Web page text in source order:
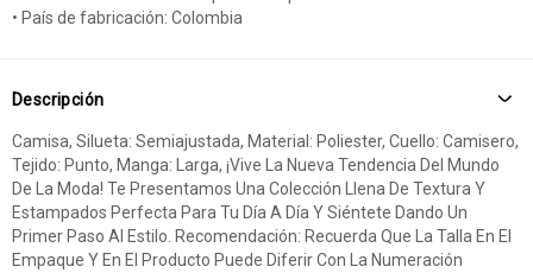
• País de fabricación: Colombia
Descripción
Camisa, Silueta: Semiajustada, Material: Poliester, Cuello: Camisero,
Tejido: Punto, Manga: Larga, ¡Vive La Nueva Tendencia Del Mundo
De La Moda! Te Presentamos Una Colección Llena De Textura Y
Estampados Perfecta Para Tu Día A Día Y Siéntete Dando Un
Primer Paso Al Estilo. Recomendación: Recuerda Que La Talla En El
Empaque Y En El Producto Puede Diferir Con La Numeración